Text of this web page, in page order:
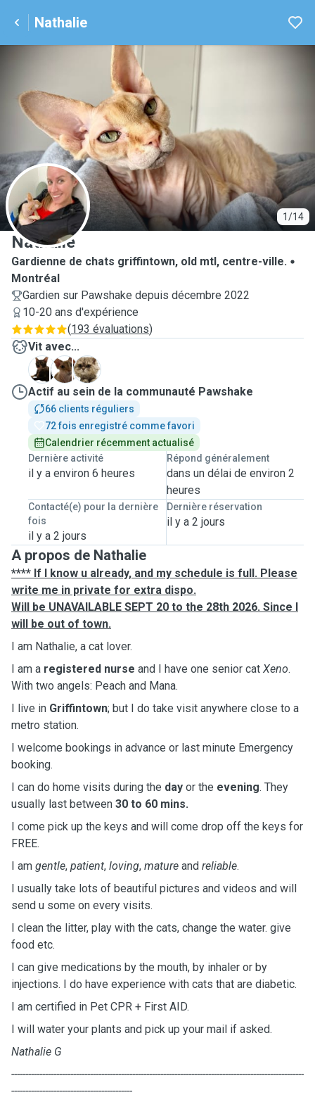
Nathalie
1/14
N
Nathalie
Gardienne de chats griffintown, old mtl, centre-ville.
Montréal
Gardien sur Pawshake depuis décembre 2022
10-20 ans d'expérience
(193 évaluations)
Vit avec...
M
P
X
Actif au sein de la communauté Pawshake
66 clients réguliers
72 fois enregistré comme favori
Calendrier récemment actualisé
Dernière activité
il y a environ 6 heures
Répond généralement
dans un délai de environ 2
heures
Contacté(e) pour la dernière
fois
il y a 2 jours
Dernière réservation
il y a 2 jours
A propos de Nathalie
**** If I know u already, and my schedule is full. Please
write me in private for extra dispo.
Will be UNAVAILABLE SEPT 20 to the 28th 2026. Since I
will be out of town.
I am Nathalie, a cat lover.
I am a registered nurse and I have one senior cat Xeno.
With two angels: Peach and Mana.
I live in Griffintown; but I do take visit anywhere close to a
metro station.
I welcome bookings in advance or last minute Emergency
booking.
I can do home visits during the day or the evening. They
usually last between 30 to 60 mins.
I come pick up the keys and will come drop off the keys for
FREE.
I am gentle, patient, loving, mature and reliable.
I usually take lots of beautiful pictures and videos and will
send u some on every visits.
I clean the litter, play with the cats, change the water. give
food etc.
I can give medications by the mouth, by inhaler or by
injections. I do have experience with cats that are diabetic.
I am certified in Pet CPR + First AID.
I will water your plants and pick up your mail if asked.
Nathalie G
--------------------------------------------------------------------------------------------------------
-------------------------------------------